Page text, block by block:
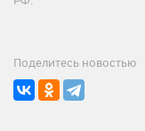
Поделитесь новостью